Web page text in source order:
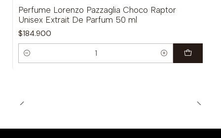
Perfume Lorenzo Pazzaglia Choco Raptor
Unisex Extrait De Parfum 50 ml
$184.900
Cantidad